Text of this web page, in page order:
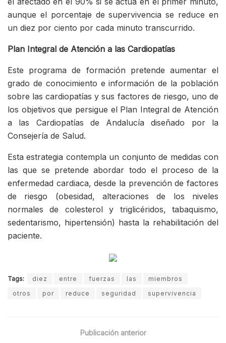
aunque el porcentaje de supervivencia se reduce en
un diez por ciento por cada minuto transcurrido.
Plan Integral de Atención a las Cardiopatías
Este programa de formación pretende aumentar el
grado de conocimiento e información de la población
sobre las cardiopatías y sus factores de riesgo, uno de
los objetivos que persigue el Plan Integral de Atención
a las Cardiopatías de Andalucía diseñado por la
Consejería de Salud.
Esta estrategia contempla un conjunto de medidas con
las que se pretende abordar todo el proceso de la
enfermedad cardiaca, desde la prevención de factores
de riesgo (obesidad, alteraciones de los niveles
normales de colesterol y triglicéridos, tabaquismo,
sedentarismo, hipertensión) hasta la rehabilitación del
paciente.
Tags: diez entre fuerzas las
miembros
otros
por reduce seguridad supervivencia
Publicación anterior